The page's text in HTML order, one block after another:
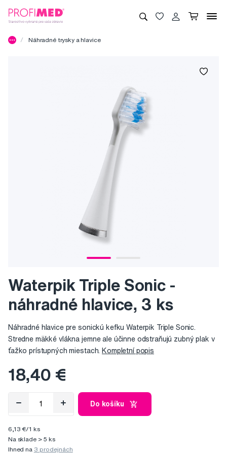
Náhradné trysky a hlavice
Waterpik Triple Sonic -
náhradné hlavice, 3 ks
Náhradné hlavice pre sonickú kefku Waterpik Triple Sonic.
Stredne mäkké vlákna jemne ale účinne odstraňujú zubný plak v
ťažko prístupných miestach. Kompletní popis
18,40 €
Do košíku
6,13 €/1 ks
Na sklade > 5 ks
Ihned na 3 prodejnách